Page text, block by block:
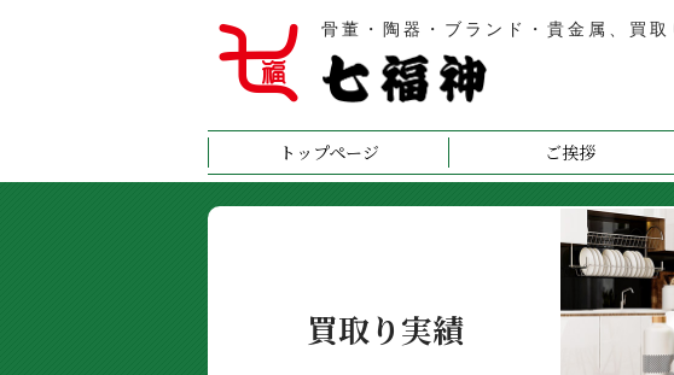
骨董・陶器・ブランド・貴金属、買取
トップページ ご挨拶
買取り実績